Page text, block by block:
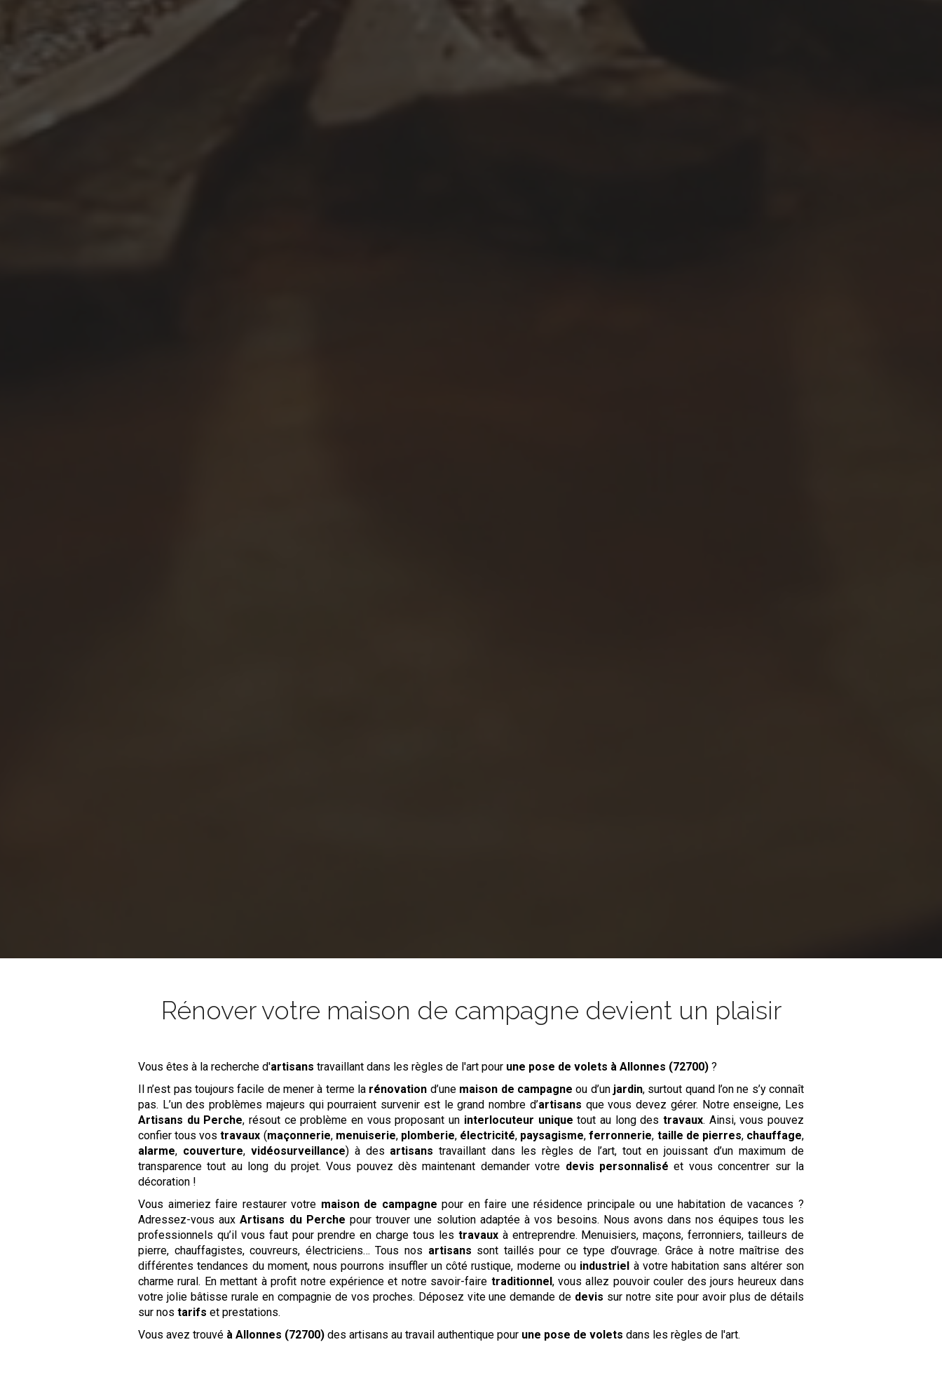
Rénover votre maison de campagne devient un plaisir
Vous êtes à la recherche d'artisanstravaillant dans les règles de l'art pour une pose de volets à Allonnes (72700) ?
Il n’est pas toujours facile de mener à terme la rénovation d’une maison de campagne ou d’un jardin, surtout quand l’on ne s’y connaît
pas. L’un des problèmes majeurs qui pourraient survenir est le grand nombre d’artisans que vous devez gérer. Notre enseigne, Les
Artisans du Perche, résout ce problème en vous proposant un interlocuteur unique tout au long des travaux. Ainsi, vous pouvez
confier tous vostravaux (maçonnerie, menuiserie, plomberie, électricité, paysagisme,ferronnerie, taille de pierres, chauffage,
alarme, couverture, vidéosurveillance) à des artisans travaillant dans les règles de l’art, tout en jouissant d’un maximum de
transparence tout au long du projet. Vous pouvez dès maintenant demander votre devis personnalisé et vous concentrer sur la
décoration !
Vous aimeriez faire restaurer votre maison de campagne pour en faire une résidence principale ou une habitation de vacances ?
Adressez-vous auxArtisans du Perche pour trouver une solution adaptée à vos besoins. Nous avons dans nos équipes tous les
professionnels qu’il vous faut pour prendre en charge tous les travauxà entreprendre. Menuisiers, maçons, ferronniers, tailleurs de
pierre, chauffagistes, couvreurs, électriciens… Tous nos artisans sont taillés pour ce type d’ouvrage. Grâce à notre maîtrise des
différentes tendances du moment, nous pourrons insuffler un côté rustique, moderne ou industriel à votre habitation sans altérer son
charme rural. En mettant à profit notre expérience et notre savoir-faire traditionnel , vous allez pouvoir couler des jours heureux dans
votre jolie bâtisse rurale en compagnie de vos proches. Déposez vite une demande de devis sur notre site pour avoir plus de détails
sur nostarifs et prestations.
Vous avez trouvé à Allonnes (72700) des artisans au travail authentique pour une pose de volets dans les règles de l'art.